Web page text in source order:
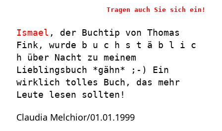
Tragen auch Sie sich ein!
Ismael , der Buchtip von Thomas
Fink, wurde b u c h s t ä b l i c
h über Nacht zu meinem
Lieblingsbuch *gähn* ;-) Ein
wirklich tolles Buch, das mehr
Leute lesen sollten!
Claudia Melchior/01.01.1999